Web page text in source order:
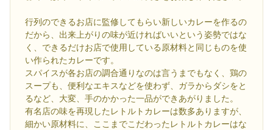
行列のできるお店に監修してもらい新しいカレーを作るの
だから、出来上がりの味が近ければいいという姿勢ではな
く、できるだけお店で使用している原材料と同じものを使
い作られたカレーです。
スパイスが各お店の調合通りなのは言うまでもなく、鶏の
スープも、便利なエキスなどを使わず、ガラからダシをと
るなど、大変、手のかかった一品ができあがりました。
有名店の味を再現したレトルトカレーは数多ありますが、
細かい原材料に、ここまでこだわったレトルトカレーはな